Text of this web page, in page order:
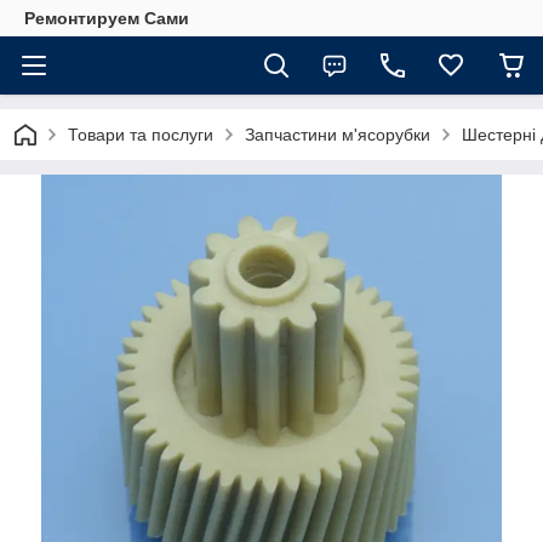
Ремонтируем Сами
Товари та послуги Запчастини м'ясорубки Шестерні